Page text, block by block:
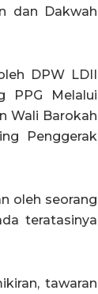
dan Dakwah
DPW LDII
PPG Melalui
Wali Barokah
Penggerak
oleh seorang
teratasinya
tawaran